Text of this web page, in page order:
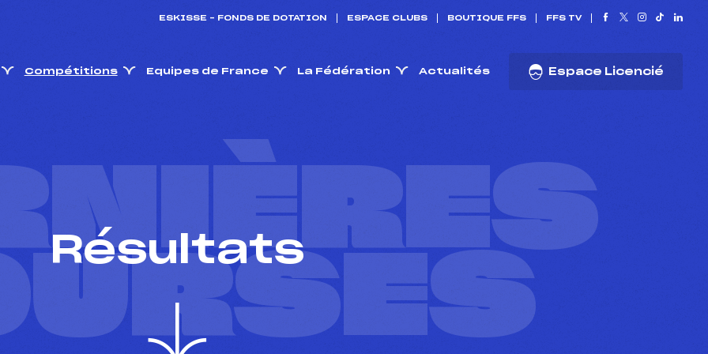
ESKISSE – FONDS DE DOTATION ESPACE CLUBS BOUTIQUE FFS FFS TV
Compétitions Equipes de France La Fédération Actualités Espace Licencié
Résultats